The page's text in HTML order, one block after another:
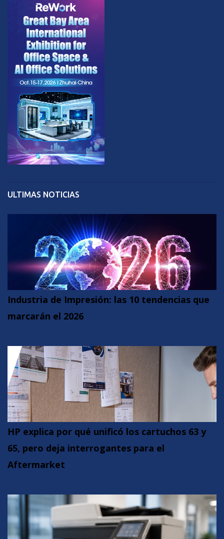
ULTIMAS NOTICIAS
Industria de Impresión: las 10 tendencias que
marcarán el 2026
HP explica por qué unificó los cartuchos 63 y
65, pero deja interrogantes para el
Aftermarket